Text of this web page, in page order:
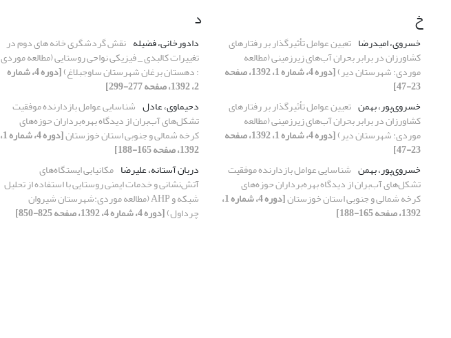
خ
خسروی، امیدرضا تعیین عوامل تأثیرگذار بر رفتارهای
کشاورزان در برابر بحران آب‌های زیرزمینی (مطالعه
موردی: شهرستان دیر) [دوره 4، شماره 1، 1392، صفحه
23-47]
خسروی‌پور، بهمن تعیین عوامل تأثیرگذار بر رفتارهای
کشاورزان در برابر بحران آب‌های زیرزمینی (مطالعه
موردی: شهرستان دیر) [دوره 4، شماره 1، 1392، صفحه
23-47]
خسروی‌پور، بهمن شناسایی عوامل بازدارنده موفقیت
تشکل‌های آب‌بران از دیدگاه بهره‌برداران حوزه‌های
کرخه شمالی و جنوبی استان خوزستان [دوره 4، شماره 1،
1392، صفحه 165-188]
د
دادورخانی، فضیله نقش گردشگری خانه های دوم در
تغییرات کالبدی _ فیزیکی نواحی روستایی (مطالعه موردی
: دهستان برغان شهرستان ساوجبلاغ) [دوره 4، شماره
2، 1392، صفحه 277-299]
دحیماوی، عادل شناسایی عوامل بازدارنده موفقیت
تشکل‌های آب‌بران از دیدگاه بهره‌برداران حوزه‌های
کرخه شمالی و جنوبی استان خوزستان [دوره 4، شماره 1،
1392، صفحه 165-188]
دربان آستانه، علیرضا مکانیابی ایستگاه‌های
آتش‌نشانی و خدمات ایمنی روستایی با استفاده از تحلیل
شبکه و AHP (مطالعه موردی:‌شهرستان شیروان
چرداول)[دوره 4، شماره 4، 1392، صفحه 825-850]